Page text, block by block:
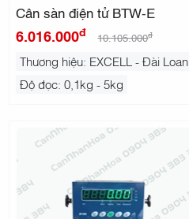
Cân sàn điện tử BTW-E
6.016.000đ 10.105.000đ
Thương hiệu: EXCELL - Đài Loan
Độ đọc: 0,1kg - 5kg